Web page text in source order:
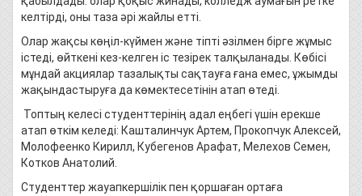
келтірді, оны таза әрі жайлы етті.
Олар жақсы көңіл-күймен және тіпті әзілмен бірге жұмыс
істеді, өйткені кез-келген іс тезірек талқыланады. Көбісі
мұндай акциялар тазалықты сақтауға ғана емес, ұжымды
жақындастыруға да көмектесетінін атап өтеді.
Топтың келесі студенттерінің адал еңбегі үшін ерекше
атап өткім келеді: Кашталинчук Артем, Прокопчук Алексей,
Молофеенко Кирилл, Кубегенов Арафат, Мелехов Семен,
Котков Анатолий.
Студенттер жауапкершілік пен қоршаған ортаға